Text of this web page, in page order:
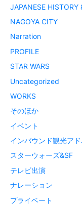
JAPANESE HISTORY
NAGOYA CITY
Narration
PROFILE
STAR WARS
Uncategorized
WORKS
そのほか
イベント
インバウンド観光ア
スターウォーズ&SF
テレビ出演
ナレーション
プライベート